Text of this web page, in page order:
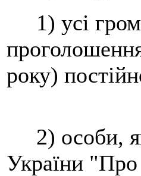
1) усі
року)
2) особи,
України "Про